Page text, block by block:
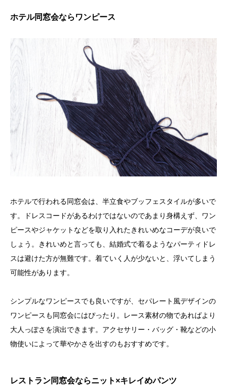
ホテル同窓会ならワンピース
ホテルで行われる同窓会は、半立食やブッフェスタイルが多いで
す。ドレスコードがあるわけではないのであまり身構えず、ワン
ピースやジャケットなどを取り入れたきれいめなコーデが良いで
しょう。きれいめと言っても、結婚式で着るようなパーティドレ
スは避けた方が無難です。着ていく人が少ないと、浮いてしまう
可能性があります。
シンプルなワンピースでも良いですが、セパレート風デザインの
ワンピースも同窓会にはぴったり。レース素材の物であればより
大人っぽさを演出できます。アクセサリー・バッグ・靴などの小
物使いによって華やかさを出すのもおすすめです。
レストラン同窓会ならニット×キレイめパンツ